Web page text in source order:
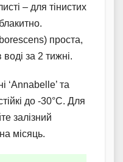
– для тінистих
проста,
за 2 тижні.
‘Annabelle’ та
до -30°C. Для
залізний
місяць.